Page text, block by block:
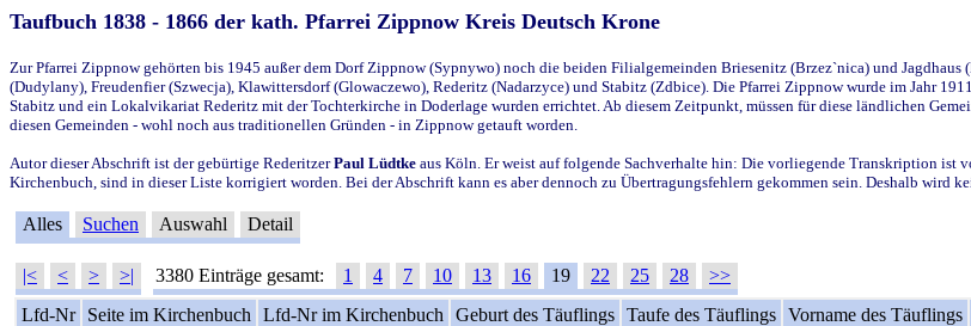
Taufbuch 1838 - 1866 der kath. Pfarrei Zippnow Kreis Deutsch Krone
Zur Pfarrei Zippnow gehörten bis 1945 außer dem Dorf Zippnow (Sypnywo) noch die beiden Filialgemeinden Briesenitz (Brzez`nica) und
(Dudylany), Freudenfier (Szwecja), Klawittersdorf (Glowaczewo), Rederitz (Nadarzyce) und Stabitz (Zdbice). Die Pfarrei Zippnow wurde im Jahr
Stabitz und ein Lokalvikariat Rederitz mit der Tochterkirche in Doderlage wurden errichtet. Ab diesem Zeitpunkt, müssen für diese ländlichen
diesen Gemeinden - wohl noch aus traditionellen Gründen - in Zippnow getauft worden.
Autor dieser Abschrift ist der gebürtige RederitzerPaul Lüdtke aus Köln. Er weist auf folgende Sachverhalte hin: Die vorliegende Transkription ist
Kirchenbuch, sind in dieser Liste korrigiert worden. Bei der Abschrift kann es aber dennoch zu Übertragungsfehlern gekommen sein. Deshalb wird
Alles Suchen Auswahl Detail
|< < > >| 3380 Einträge gesamt: 1 4 7 10 13 16 19 22 25 28
>>
Lfd-Nr
Seite im Kirchenbuch Lfd-Nr im Kirchenbuch Geburt des Täuflings Taufe des Täuflings Vorname des Täuflings